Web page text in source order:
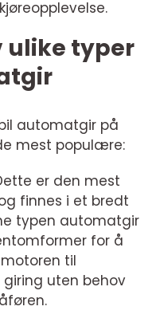
ulike typer
automatgir på
mest populære:
er den mest
finnes i et bredt
typen automatgir
for å
til
giring uten behov